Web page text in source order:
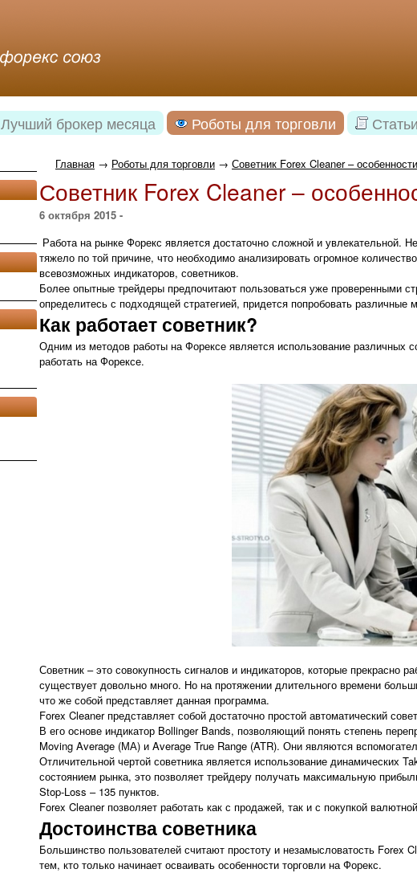
Лучший брокер месяца Роботы для торговли Статьи
Главная → Роботы для торговли → Советник Forex Cleaner –
Советник Forex Cleaner –
6 октября 2015 -
Работа на рынке Форекс является достаточно сложной и увлекательной.
тяжело по той причине, что необходимо анализировать огромное
всевозможных индикаторов, советников.
Более опытные трейдеры предпочитают пользоваться уже проверенными
определитесь с подходящей стратегией, придется попробовать различные
Как работает советник?
Одним из методов работы на Форексе является использование различных
работать на Форексе.
Советник – это совокупность сигналов и индикаторов, которые
существует довольно много. Но на протяжении длительного времени
что же собой представляет данная программа.
Forex Cleaner представляет собой достаточно простой автоматический
В его основе индикатор Bollinger Bands, позволяющий понять степень
Moving Average (МА) и Average True Range (ATR). Они являются
Отличительной чертой советника является использование динамических
состоянием рынка, это позволяет трейдеру получать максимальную
Stop-Loss – 135 пунктов.
Forex Cleaner позволяет работать как с продажей, так и с покупкой
Достоинства советника
Большинство пользователей считают простоту и незамысловатость Forex
тем, кто только начинает осваивать особенности торговли на Форекс.